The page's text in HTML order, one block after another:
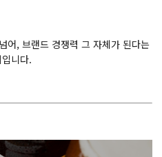
어, 브랜드 경쟁력 그 자체가 된다는
니다.